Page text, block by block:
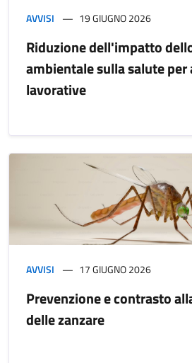
AVVISI 19 GIUGNO 2026
Riduzione dell'impatto
ambientale sulla salute
lavorative
AVVISI 17 GIUGNO 2026
Prevenzione e contrasto
delle zanzare